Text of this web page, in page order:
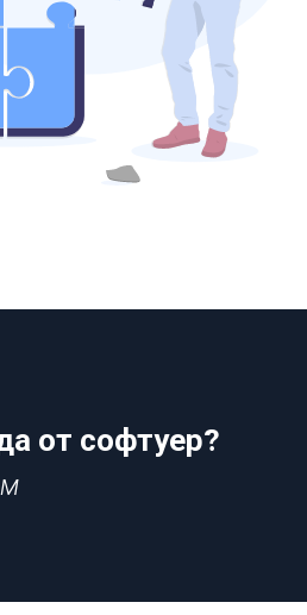
от софтуер?